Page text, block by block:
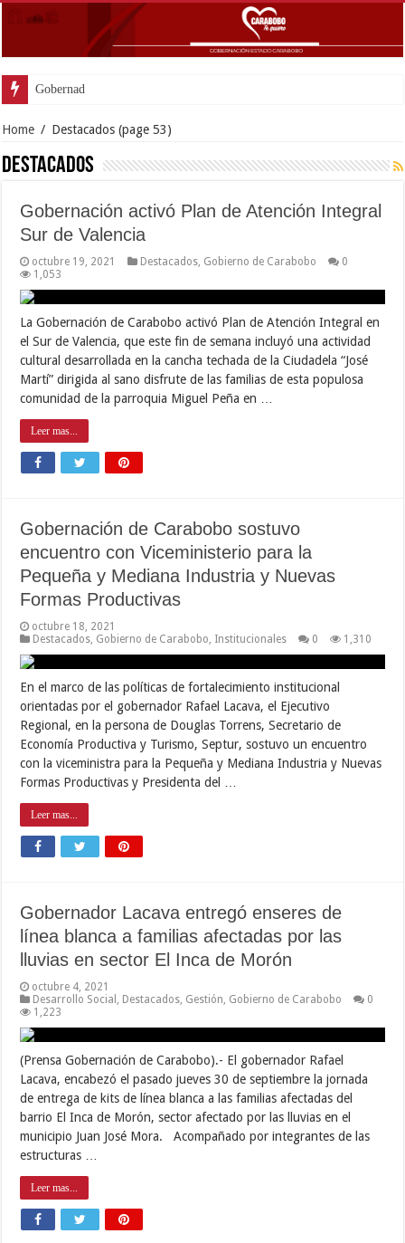
Gobernador Lacava y alcaldesa Riera
Home / Destacados (page 53)
Destacados
Gobernación activó Plan de Atención Integral
Sur de Valencia
octubre 19, 2021 Destacados Gobierno de Carabobo
0
1,053
La Gobernación de Carabobo activó Plan de Atención Integral en
el Sur de Valencia, que este fin de semana incluyó una actividad
cultural desarrollada en la cancha techada de la Ciudadela “José
Martí” dirigida al sano disfrute de las familias de esta populosa
comunidad de la parroquia Miguel Peña en …
Leer mas...
Gobernación de Carabobo sostuvo
encuentro con Viceministerio para la
Pequeña y Mediana Industria y Nuevas
Formas Productivas
octubre 18, 2021
Destacados Gobierno de Carabobo Institucionales 0 1,310
En el marco de las políticas de fortalecimiento institucional
orientadas por el gobernador Rafael Lacava, el Ejecutivo
Regional, en la persona de Douglas Torrens, Secretario de
Economía Productiva y Turismo, Septur, sostuvo un encuentro
con la viceministra para la Pequeña y Mediana Industria y Nuevas
Formas Productivas y Presidenta del …
Leer mas...
Gobernador Lacava entregó enseres de
línea blanca a familias afectadas por las
lluvias en sector El Inca de Morón
octubre 4, 2021
Desarrollo Social
Destacados Gestión Gobierno de Carabobo
0
1,223
(Prensa Gobernación de Carabobo).- El gobernador Rafael
Lacava, encabezó el pasado jueves 30 de septiembre la jornada
de entrega de kits de línea blanca a las familias afectadas del
barrio El Inca de Morón, sector afectado por las lluvias en el
municipio Juan José Mora. Acompañado por integrantes de las
estructuras …
Leer mas...